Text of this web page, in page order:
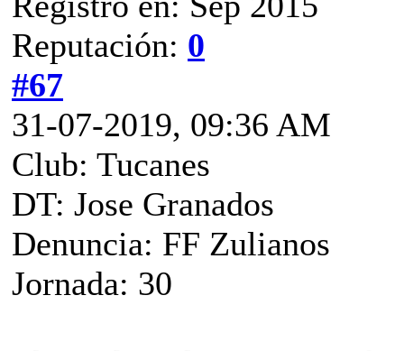
Reputación: 0
#67
31-07-2019, 09:36 AM
Club: Tucanes
DT: Jose Granados
Denuncia: FF Zulianos
Jornada: 30